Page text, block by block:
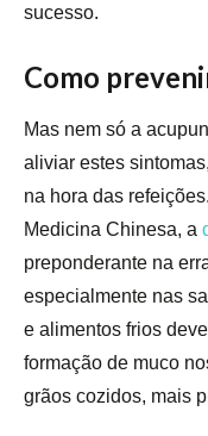
sucesso.
Como
Mas nem só a
aliviar estes
na hora das
Medicina Chinesa, a
preponderante na
especialmente nas
e alimentos frios
formação de muco
grãos cozidos, mais